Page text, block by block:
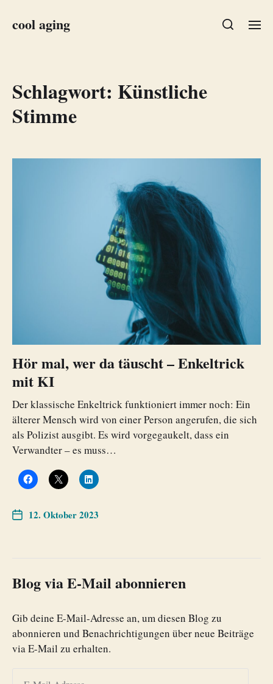
cool aging
Schlagwort: Künstliche
Stimme
Hör mal, wer da täuscht – Enkeltrick
mit KI
Der klassische Enkeltrick funktioniert immer noch: Ein
älterer Mensch wird von einer Person angerufen, die sich
als Polizist ausgibt. Es wird vorgegaukelt, dass ein
Verwandter – es muss…
12. Oktober 2023
Blog via E-Mail abonnieren
Gib deine E-Mail-Adresse an, um diesen Blog zu
abonnieren und Benachrichtigungen über neue Beiträge
via E-Mail zu erhalten.